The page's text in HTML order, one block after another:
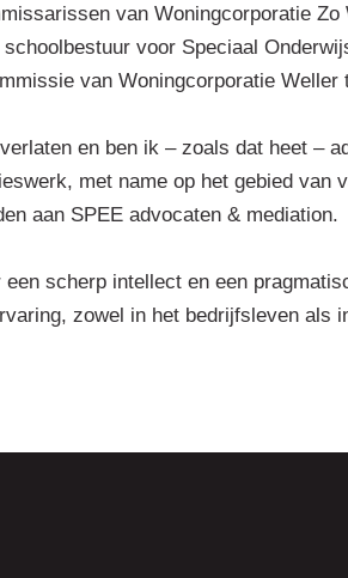
van Woningcorporatie Zo
voor Speciaal
van Woningcorporatie Weller
en ben ik – zoals dat heet –
met name op het gebied van
aan SPEE advocaten & mediation.
scherp intellect en een
zowel in het bedrijfsleven als